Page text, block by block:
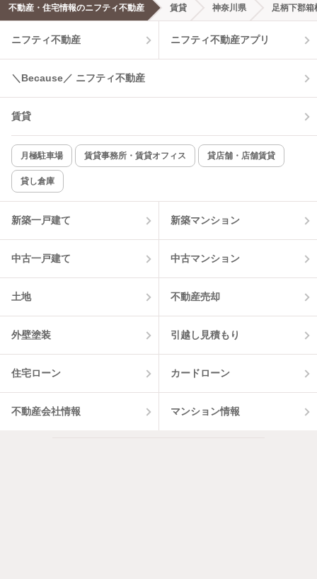
エアコンあり 都市ガス
温水洗浄便座 オートロック
コンロ2口以上
新着のみ インターネット無料
該当件数:
物件一覧に反映
不動産・住宅情報のニフティ不動産 賃貸 神奈川県 足柄下郡箱
ニフティ不動産 ニフティ不動産アプリ
＼Because／ ニフティ不動産
賃貸
月極駐車場 賃貸事務所・賃貸オフィス 貸店舗・店舗賃貸
貸し倉庫
新築一戸建て 新築マンション
中古一戸建て 中古マンション
土地 不動産売却
外壁塗装 引越し見積もり
住宅ローン カードローン
不動産会社情報 マンション情報